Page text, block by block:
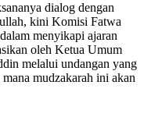
dialog dengan
kini Komisi Fatwa
menyikapi ajaran
oleh Ketua Umum
melalui undangan yang
mudzakarah ini akan